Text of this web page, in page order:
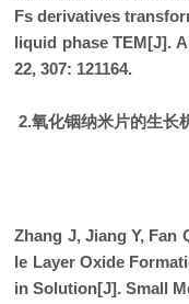
Fs derivatives
liquid phase TEM[J].
22, 307: 121164.
2.氧化铟纳米片的生长
Zhang J, Jiang Y, Fan
le Layer Oxide
in Solution[J]. Small